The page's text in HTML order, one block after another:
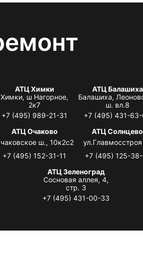
АТЦ Химки
Химки, ш Нагорное,
2к7
+7 (495) 989-21-31
АТЦ Балашиха
Балашиха,
ш. вл.8
+7 (495) 431-
АТЦ Очаково
ш., 10к2с2
+7 (495) 152-31-11
АТЦ Солнцево
ул.Главмосстроя
+7 (495) 125-38-
АТЦ Зеленоград
Сосновая аллея, 4,
стр. 3
+7 (495) 431-00-33